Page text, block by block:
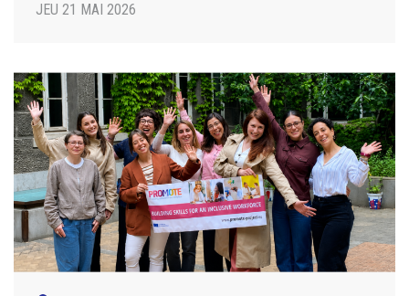
JEU 21 MAI 2026